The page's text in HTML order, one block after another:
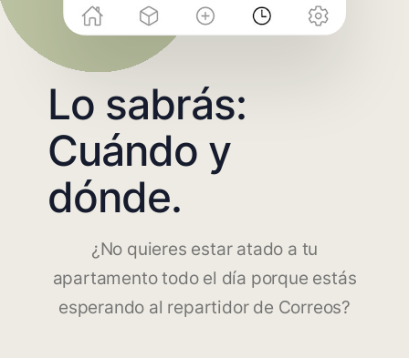
Lo sabrás:
Cuándo y
dónde.
¿No quieres estar atado a tu
apartamento todo el día porque estás
esperando al repartidor de Correos?